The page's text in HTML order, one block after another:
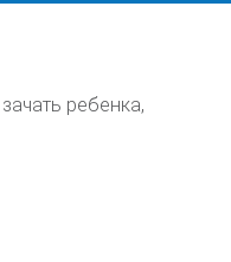
ребенка,